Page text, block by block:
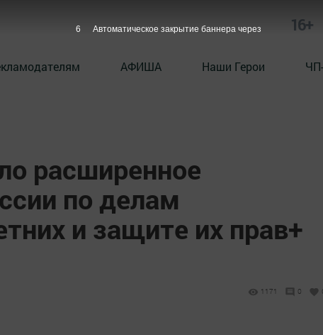
16+
АФИША Наши Герои
расширенное
по делам
и защите их прав+
1171 0
5 Автоматическое закрытие баннера через